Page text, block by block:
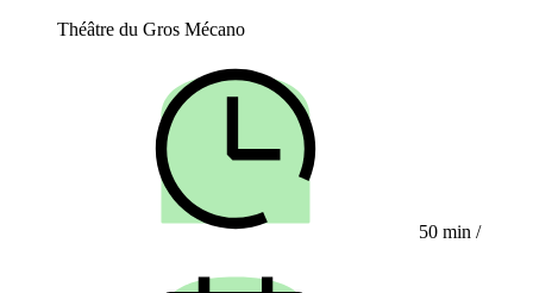
Théâtre du Gros Mécano
50 min /